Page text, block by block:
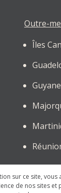
Outre-
Îles
Guyane
sur ce site, vous
de nos sites